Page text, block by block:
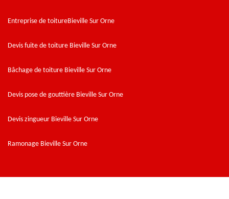
Entreprise de toitureBieville Sur Orne
Devis fuite de toiture Bieville Sur Orne
Bâchage de toiture Bieville Sur Orne
Devis pose de gouttière Bieville Sur Orne
Devis zingueur Bieville Sur Orne
Ramonage Bieville Sur Orne